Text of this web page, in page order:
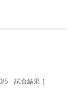
5 試合結果 ］